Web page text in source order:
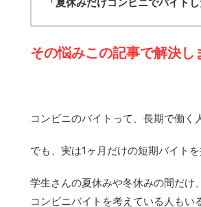
その悩みこの記事で解決し
コンビニのバイトって、長期で働く
でも、実は1ヶ月だけの短期バイト
学生さんの夏休みや冬休みの間だけ
コンビニバイトを考えている人もい